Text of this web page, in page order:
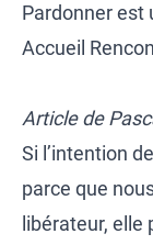
Pardonner est
Accueil
Article de
Si l’intention
parce que
libérateur, elle